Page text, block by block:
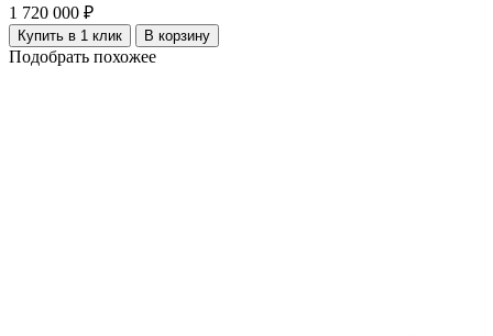
1 720 000 ₽
Купить в 1 клик В корзину
Подобрать похожее